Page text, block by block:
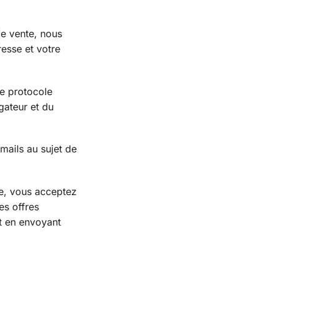
vente, nous
et votre
protocole
et du
au sujet de
vous acceptez
offres
en envoyant